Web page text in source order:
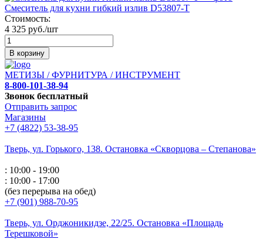
Смеситель для кухни гибкий излив D53807-T
Стоимость:
4 325 руб./шт
В корзину
МЕТИЗЫ / ФУРНИТУРА / ИНСТРУМЕНТ
8-800-101-38-94
Звонок бесплатный
Отправить запрос
Магазины
+7 (4822) 53-38-95
Тверь, ул. Горького, 138. Остановка «Скворцова – Степанова»
: 10:00 - 19:00
: 10:00 - 17:00
(без перерыва на обед)
+7 (901) 988-70-95
Тверь, ул. Орджоникидзе, 22/25. Остановка «Площадь
Терешковой»